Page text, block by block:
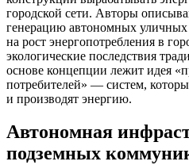
городской сети. Авторы
генерацию автономных
на рост энергопотребления в
экологические последствия
основе концепции лежит идея
потребителей» — систем,
и производят энергию.
Автономная
подземных